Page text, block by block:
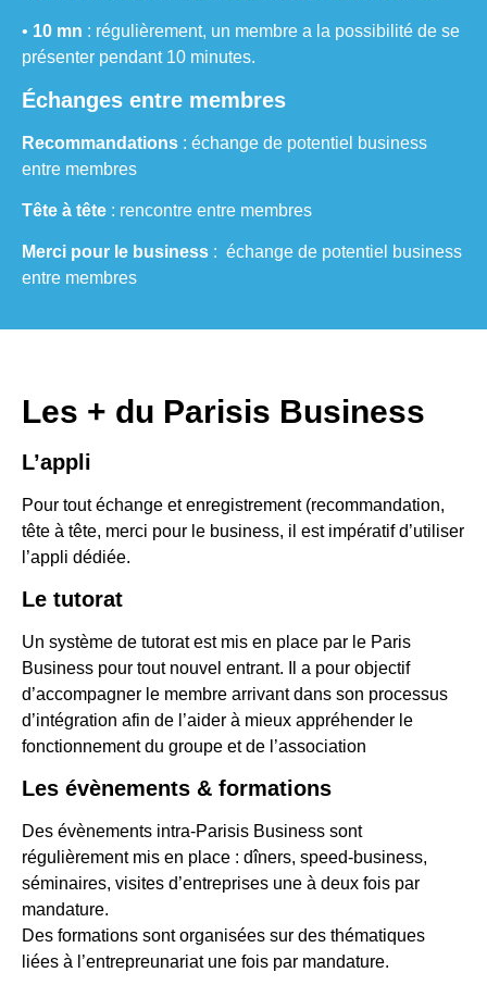
• 10 mn : régulièrement, un membre a la possibilité de se
présenter pendant 10 minutes.
Échanges entre membres
Recommandations : échange de potentiel business
entre membres
Tête à tête : rencontre entre membres
Merci pour le business : échange de potentiel business
entre membres
Les + du Parisis Business
L’appli
Pour tout échange et enregistrement (recommandation,
tête à tête, merci pour le business, il est impératif d’utiliser
l’appli dédiée.
Le tutorat
Un système de tutorat est mis en place par le Paris
Business pour tout nouvel entrant. Il a pour objectif
d’accompagner le membre arrivant dans son processus
d’intégration afin de l’aider à mieux appréhender le
fonctionnement du groupe et de l’association
Les évènements & formations
Des évènements intra-Parisis Business sont
régulièrement mis en place : dîners, speed-business,
séminaires, visites d’entreprises une à deux fois par
mandature.
Des formations sont organisées sur des thématiques
liées à l’entrepreunariat une fois par mandature.